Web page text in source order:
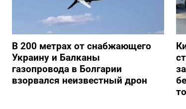
В 200 метрах от снабжающего
Украину и Балканы
газопровода в Болгарии
взорвался неизвестный дрон